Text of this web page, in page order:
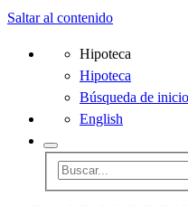
Saltar al contenido
Hipoteca
Hipoteca
Búsqueda de inicio
English